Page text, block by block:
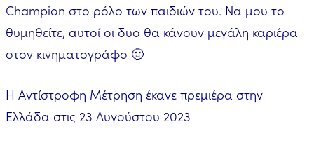
Champion στο ρόλο των παιδιών του. Να μου το
θυμηθείτε, αυτοί οι δυο θα κάνουν μεγάλη καριέρα
στον κινηματογράφο 🙂
H Αντίστροφη Μέτρηση έκανε πρεμιέρα στην
Ελλάδα στις 23 Αυγούστου 2023